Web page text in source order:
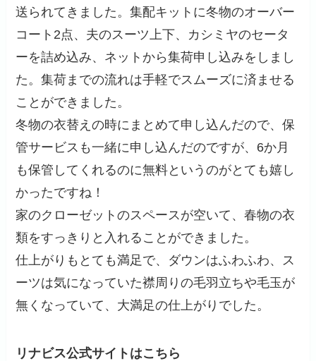
送られてきました。集配キットに冬物のオーバー
コート2点、夫のスーツ上下、カシミヤのセータ
ーを詰め込み、ネットから集荷申し込みをしまし
た。集荷までの流れは手軽でスムーズに済ませる
ことができました。
冬物の衣替えの時にまとめて申し込んだので、保
管サービスも一緒に申し込んだのですが、6か月
も保管してくれるのに無料というのがとても嬉し
かったですね！
家のクローゼットのスペースが空いて、春物の衣
類をすっきりと入れることができました。
仕上がりもとても満足で、ダウンはふわふわ、ス
ーツは気になっていた襟周りの毛羽立ちや毛玉が
無くなっていて、大満足の仕上がりでした。
リナビス公式サイトはこちら